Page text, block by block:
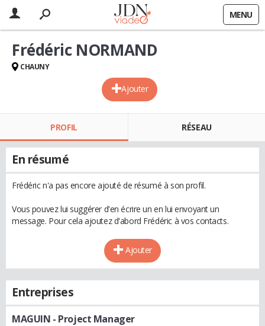
MENU
Ajouter
Frédéric NORMAND
CHAUNY
PROFIL RÉSEAU
En résumé
Frédéric n'a pas encore ajouté de résumé à son profil.
Vous pouvez lui suggérer d'en écrire un en lui envoyant un
message. Pour cela ajoutez d'abord Frédéric à vos contacts.
Ajouter
Entreprises
MAGUIN - Project Manager